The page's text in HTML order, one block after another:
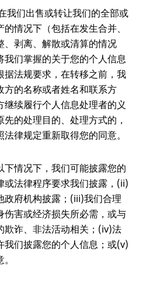
我们出售或转让我们的全部或
情况下（包括在发生合并、
、剥离、解散或清算的情况
我们掌握的关于您的个人信息
据法规要求，在转移之前，我
方的名称或者姓名和联系方
继续履行个人信息处理者的义
的处理目的、处理方式的，
律规定重新取得您的同意。
下情况下，我们可能披露您的
或法律程序要求我们披露，(ii)
政府机构披露；(iii)我们合理
伤害或经济损失所必需，或与
欺诈、非法活动相关；(iv)法
我们披露您的个人信息；或(v)